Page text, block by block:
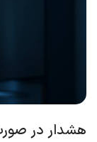
هشدار در